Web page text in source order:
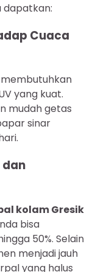
dapatkan:
Cuaca
yang kuat.
mudah getas
sinar
dan
kolam Gresik
bisa
50%. Selain
menjadi jauh
yang halus